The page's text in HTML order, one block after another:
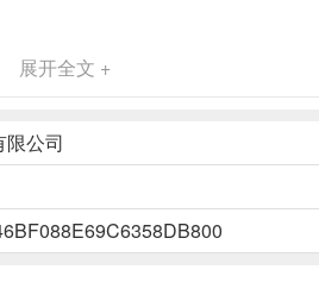
款Effie写作软件手机版，该软件支持思
帮助创作者排除一切干扰，专注写作本
展开全文 +
公司